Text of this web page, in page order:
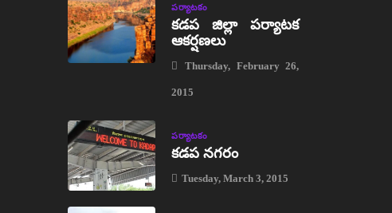
పర్యాటకం
కడప జిల్లా పర్యాటక
ఆకర్షణలు
Thursday, February 26,
2015
పర్యాటకం
కడప నగరం
Tuesday, March 3, 2015